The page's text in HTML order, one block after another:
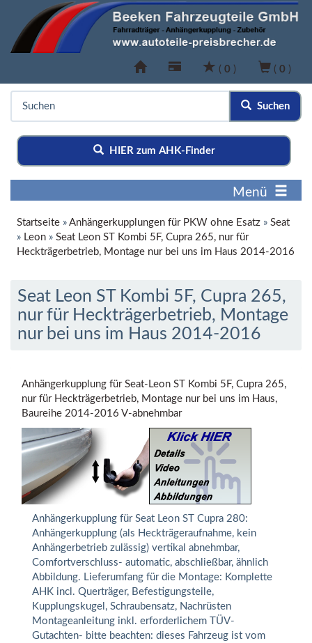
( 0 ) ( 0 )
Suchen
HIER zum AHK-Finder
Menü
Startseite » Anhängerkupplungen für PKW ohne Esatz » Seat
» Leon » Seat Leon ST Kombi 5F, Cupra 265, nur für
Heckträgerbetrieb, Montage nur bei uns im Haus 2014-2016
Seat Leon ST Kombi 5F, Cupra 265,
nur für Heckträgerbetrieb, Montage
nur bei uns im Haus 2014-2016
Anhängerkupplung für Seat-Leon ST Kombi 5F, Cupra 265,
nur für Heckträgerbetrieb, Montage nur bei uns im Haus,
Baureihe 2014-2016 V-abnehmbar
Anhängerkupplung für Seat Leon ST Cupra 280:
Anhängerkupplung (als Heckträgeraufnahme, kein
Anhängerbetrieb zulässig) vertikal abnehmbar,
Comfortverschluss- automatic, abschließbar, ähnlich
Abbildung. Lieferumfang für die Montage: Komplette
AHK incl. Querträger, Befestigungsteile,
Kupplungskugel, Schraubensatz, Nachrüsten
Montageanleitung inkl. erforderlichem TÜV-
Gutachten- bitte beachten: dieses Fahrzeug ist vom